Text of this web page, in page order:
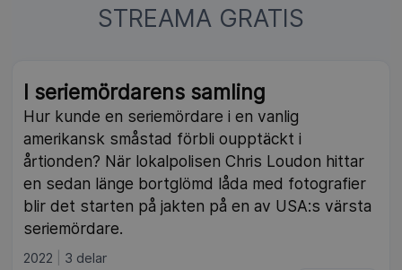
STREAMA GRATIS
I seriemördarens samling
Hur kunde en seriemördare i en vanlig
amerikansk småstad förbli oupptäckt i
årtionden? När lokalpolisen Chris Loudon hittar
en sedan länge bortglömd låda med fotografier
blir det starten på jakten på en av USA:s värsta
seriemördare.
2022 3 delar